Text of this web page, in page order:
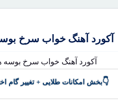
آکورد آهنگ خواب سرخ
👇بخش امکانات طلایی + تغییر گام